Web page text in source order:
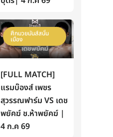
ศึกมวยมันส์สนั่น
เมือง
[FULL MATCH]
แรมบ๊องส์ เพชร
สุวรรณฟาร์ม VS เดช
พยัคฆ์ ช.ห้าพยัคฆ์ |
4 ก.ค 69